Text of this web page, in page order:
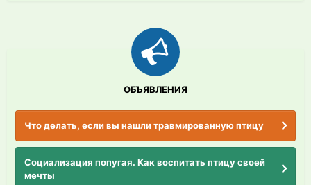
ОБЪЯВЛЕНИЯ
Что делать, если вы нашли травмированную птицу
Социализация попугая. Как воспитать птицу своей
мечты